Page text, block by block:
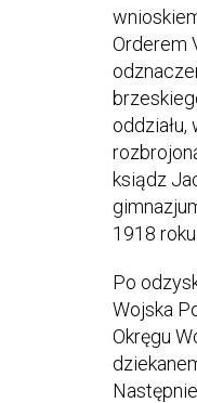
Orderem
ksiądz
1918 roku.
Po
Wojska
Okręgu